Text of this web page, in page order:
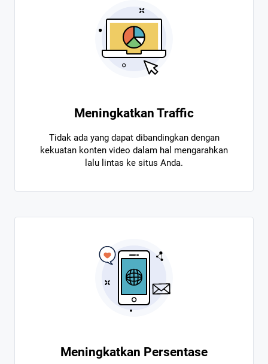
Meningkatkan Traffic
Tidak ada yang dapat dibandingkan dengan
kekuatan konten video dalam hal mengarahkan
lalu lintas ke situs Anda.
Meningkatkan Persentase